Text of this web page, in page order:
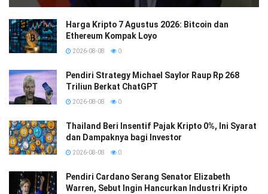
Harga Kripto 7 Agustus 2026: Bitcoin dan
Ethereum Kompak Loyo
2026-08-08 0
Pendiri Strategy Michael Saylor Raup Rp 268
Triliun Berkat ChatGPT
2026-08-08 0
Thailand Beri Insentif Pajak Kripto 0%, Ini Syarat
dan Dampaknya bagi Investor
2026-08-08 0
Pendiri Cardano Serang Senator Elizabeth
Warren, Sebut Ingin Hancurkan Industri Kripto